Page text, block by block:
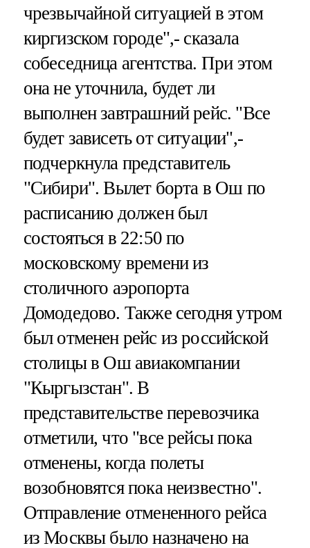
чрезвычайной ситуацией в этом
киргизском городе",- сказала
собеседница агентства. При этом
она не уточнила, будет ли
выполнен завтрашний рейс. "Все
будет зависеть от ситуации",-
подчеркнула представитель
"Сибири". Вылет борта в Ош по
расписанию должен был
состояться в 22:50 по
московскому времени из
столичного аэропорта
Домодедово. Также сегодня утром
был отменен рейс из российской
столицы в Ош авиакомпании
"Кыргызстан". В
представительстве перевозчика
отметили, что "все рейсы пока
отменены, когда полеты
возобновятся пока неизвестно".
Отправление отмененного рейса
из Москвы было назначено на